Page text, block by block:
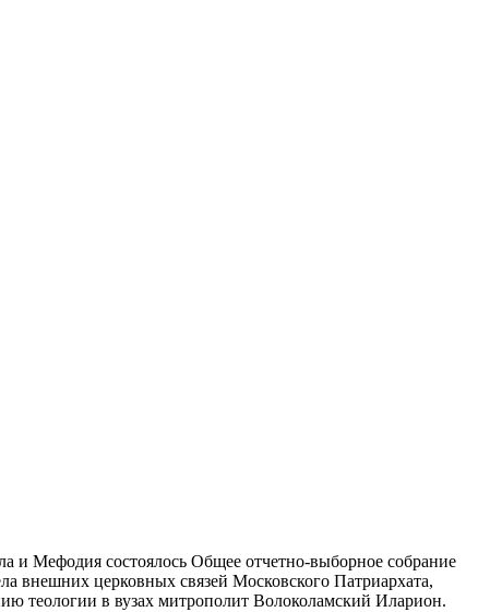
и Мефодия состоялось Общее отчетно-выборное собрание
внешних церковных связей Московского Патриархата,
теологии в вузах митрополит Волоколамский Иларион.